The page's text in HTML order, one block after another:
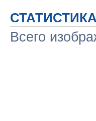
СТАТИСТИКА
Всего